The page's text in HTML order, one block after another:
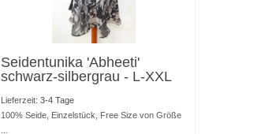
Seidentunika 'Abheeti'
schwarz-silbergrau - L-XXL
Lieferzeit: 3-4 Tage
100% Seide, Einzelstück, Free Size von Größe